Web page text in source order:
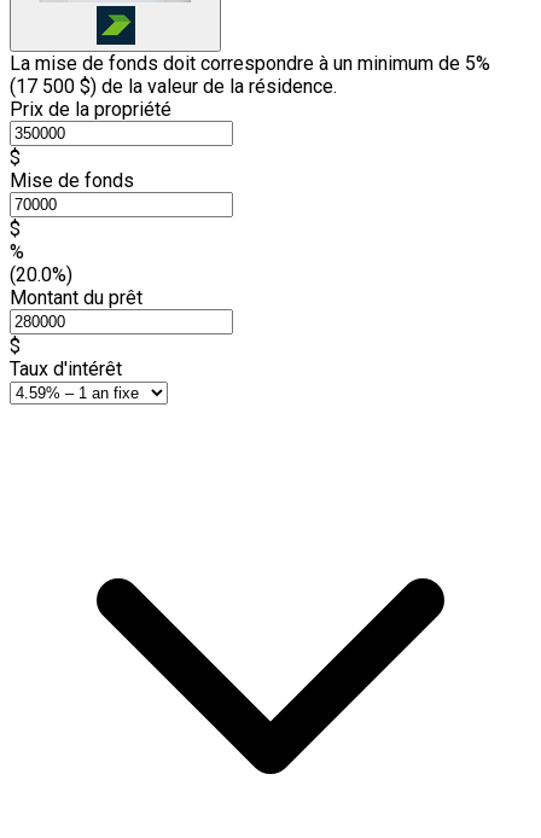
La mise de fonds doit correspondre à un minimum de 5%
(17 500 $) de la valeur de la résidence.
Prix de la propriété
$
Mise de fonds
$
%
(20.0%)
Montant du prêt
$
Taux d'intérêt